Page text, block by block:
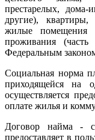
престарелых, дома-
другие),
жилые помещения
проживания
Федеральным
Социальная норма
приходящейся на
осуществляется
оплате жилья и
Договор найма -
предоставляет в